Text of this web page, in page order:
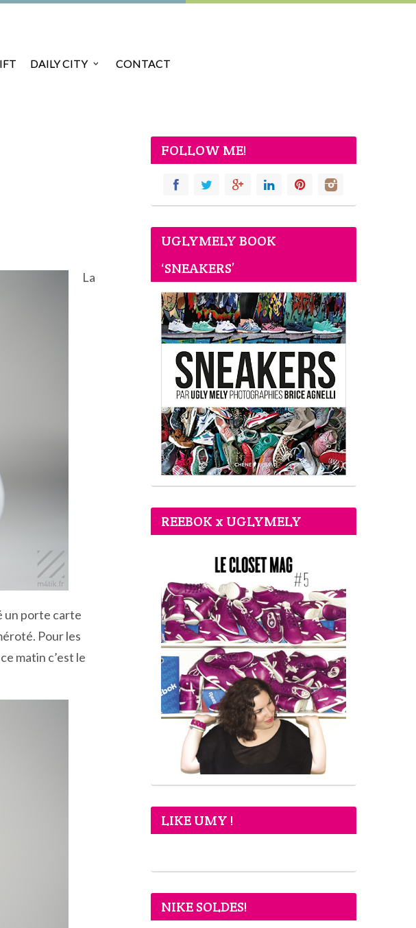
DAILY CITY CONTACT
La
un porte carte
Pour les
matin c’est le
FOLLOW ME!
UGLYMELY BOOK
‘SNEAKERS’
REEBOK x UGLYMELY
LIKE UMY !
NIKE SOLDES!